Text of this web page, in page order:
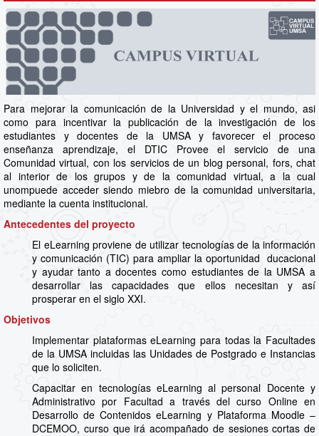
Para mejorar la comunicación de la Universidad y el mundo, asi
como para incentivar la publicación de la investigación de los
estudiantes y docentes de la UMSA y favorecer el proceso
enseñanza aprendizaje, el DTIC Provee el servicio de una
Comunidad virtual, con los servicios de un blog personal, fors, chat
al interior de los grupos y de la comunidad virtual, a la cual
unompuede acceder siendo miebro de la comunidad universitaria,
mediante la cuenta institucional.
Antecedentes del proyecto
El eLearning proviene de utilizar tecnologías de la información
y comunicación (TIC) para ampliar la oportunidad ducacional
y ayudar tanto a docentes como estudiantes de la UMSA a
desarrollar las capacidades que ellos necesitan y así
prosperar en el siglo XXI.
Objetivos
Implementar plataformas eLearning para todas la Facultades
de la UMSA incluidas las Unidades de Postgrado e Instancias
que lo soliciten.
Capacitar en tecnologías eLearning al personal Docente y
Administrativo por Facultad a través del curso Online en
Desarrollo de Contenidos eLearning y Plataforma Moodle –
DCEMOO, curso que irá acompañado de sesiones cortas de